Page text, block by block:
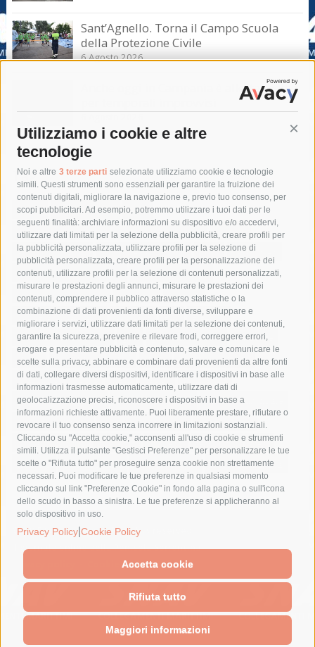
Utilizziamo i cookie e altre
tecnologie
Noi e altre 3 terze parti selezionate utilizziamo cookie e tecnologie
simili. Questi strumenti sono essenziali per garantire la fruizione dei
contenuti digitali, migliorare la navigazione e, previo tuo consenso, per
scopi pubblicitari. Ad esempio, potremmo utilizzare i tuoi dati per le
seguenti finalità: archiviare informazioni su dispositivo e/o accedervi,
utilizzare dati limitati per la selezione della pubblicità, creare profili per
la pubblicità personalizzata, utilizzare profili per la selezione di
pubblicità personalizzata, creare profili per la personalizzazione dei
contenuti, utilizzare profili per la selezione di contenuti personalizzati,
misurare le prestazioni degli annunci, misurare le prestazioni dei
contenuti, comprendere il pubblico attraverso statistiche o la
combinazione di dati provenienti da fonti diverse, sviluppare e
migliorare i servizi, utilizzare dati limitati per la selezione dei contenuti,
garantire la sicurezza, prevenire e rilevare frodi, correggere errori,
erogare e presentare pubblicità e contenuto, salvare e comunicare le
scelte sulla privacy, abbinare e combinare dati provenienti da altre fonti
di dati, collegare diversi dispositivi, identificare i dispositivi in base alle
informazioni trasmesse automaticamente, utilizzare dati di
geolocalizzazione precisi, riconoscere i dispositivi in base a
informazioni richieste attivamente. Puoi liberamente prestare, rifiutare o
revocare il tuo consenso senza incorrere in limitazioni sostanziali.
Cliccando su "Accetta cookie," acconsenti all'uso di cookie e strumenti
simili. Utilizza il pulsante "Gestisci Preferenze" per personalizzare le tue
scelte o "Rifiuta tutto" per proseguire senza cookie non strettamente
necessari. Puoi modificare le tue preferenze in qualsiasi momento
cliccando sul link "Preferenze Cookie" in fondo alla pagina o sull'icona
dello scudo in basso a sinistra. Le tue preferenze si applicheranno al
solo dispositivo in uso.
Privacy Policy Cookie Policy
Accetta cookie
Rifiuta tutto
Maggiori informazioni
Sant’Agnello. Torna il Campo Scuola
della Protezione Civile
6 Agosto 2026
Anche oggi in Campania è allerta meteo
Tag
acqua allerta meteo
anas
area marina protetta di punta campanella
arresto
Asl Napoli 3 sud
capitaneria di porto capri
carabinieri
castellammare di stabia
circumvesuviana
comune di sorrento
concerto
contagi
costiera amalfitana
covid-19 eav
elezioni
fondazione sorrento
gori guardia costiera
incidente
lavori
lorenzo balducelli mare
massa lubrense
massimo coppola
Meta napoli
ordinanza
penisola sorrentina
piano di sorrento
polizia municipale
protezione civile
Regione Campania
sant'agnello
sindaco cuomo
sorrento studenti temporali
treni
turismo
Vico Equense villa fiorentino vincenzo de luca
© 2015 SorrentoPress. All rights reserved.
Il giornale online della Penisola Sorrentina
Cookie Policy